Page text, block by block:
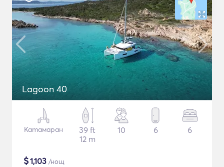
Lagoon 40
Катамаран
39 ft
12 m
10 6 6
$1,103 /нощ